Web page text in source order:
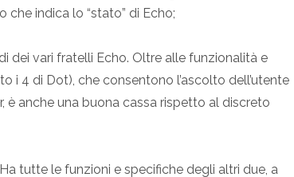
indica lo “stato” di Echo;
dei vari fratelli Echo. Oltre alle funzionalità e
i 4 di Dot), che consentono l’ascolto dell’utente
è anche una buona cassa rispetto al discreto
tutte le funzioni e specifiche degli altri due, a